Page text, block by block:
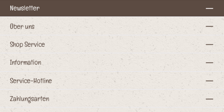
Newsletter
Über uns
Shop Service
Information
Service-Hotline
Zahlungsarten